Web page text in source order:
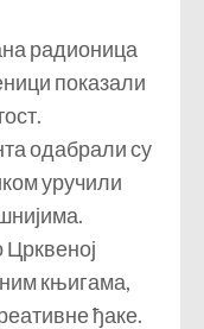
радионица
показали
одабрали су
уручили
Црквеној
књигама,
ђаке.